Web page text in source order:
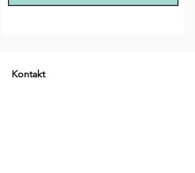
Kontakt